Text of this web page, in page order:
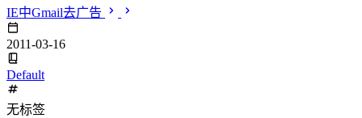
IE中Gmail去广告
2011-03-16
Default
无标签